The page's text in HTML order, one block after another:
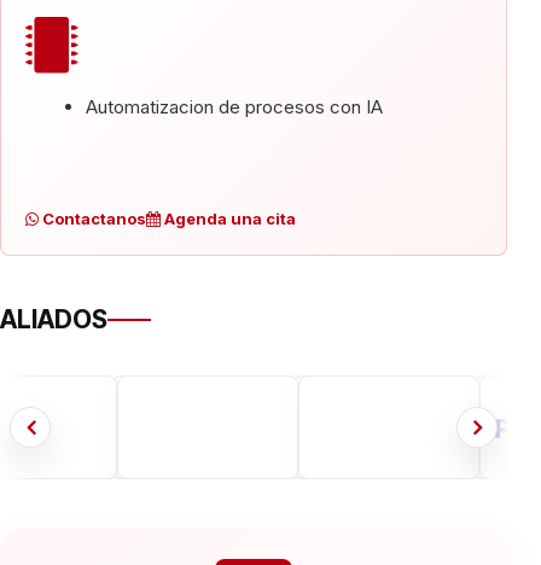
Automatizacion de procesos con IA
Contactanos Agenda una cita
ALIADOS